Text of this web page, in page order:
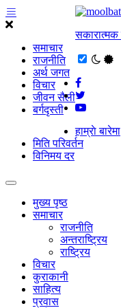
समाचार
राजनीति
अर्थ जगत
विचार
जीवन सैली
बर्गदृस्ती
सकारात्मक
हाम्राे बारेमा
मिति परिवर्तन
विनिमय दर
मुख्य पृष्ठ
समाचार
राजनीति
अन्तराष्ट्रिय
राष्ट्रिय
विचार
कुराकानी
साहित्य
प्रवास